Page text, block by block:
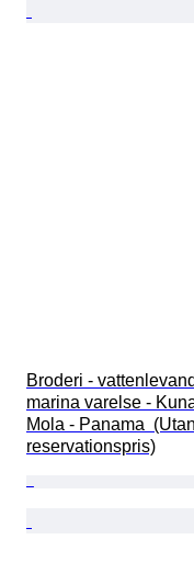
Broderi -
marina varelse -
Mola - Panama  (Utan
reservationspris)